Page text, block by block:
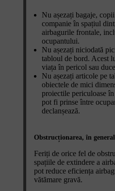
Nu așezați bagaje,
companie în spațiul
airbagurile frontale,
ocupantului.
Nu așezați niciodată
tabloul de bord. Acest
viața în pericol sau
Nu așezați articole pe
obiectele de mici
proiectile periculoase
pot fi prinse între
declanșează.
Obstrucționarea, în
Feriți de orice fel de
spațiile de extindere a
pot reduce eficiența
vătămare gravă.